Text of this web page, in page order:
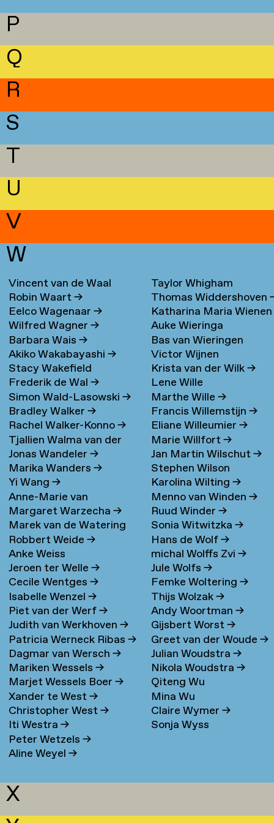
P
Q
R
S
T
U
V
W
Vincent van de Waal
Robin Waart→
Eelco Wagenaar→
Wilfred Wagner→
Barbara Wais→
Akiko Wakabayashi→
Stacy Wakefield
Frederik de Wal→
Simon Wald-Lasowski→
Bradley Walker→
Rachel Walker-Konno→
Tjallien Walma van der
Molen→
Jonas Wandeler→
Marika Wanders→
Yi Wang→
Anne-Marie van
Warmerdam
Margaret Warzecha→
Marek van de Watering
Robbert Weide→
Anke Weiss
Jeroen ter Welle→
Cecile Wentges→
Isabelle Wenzel→
Piet van der Werf→
Judith van Werkhoven→
Patricia Werneck Ribas→
Dagmar van Wersch→
Mariken Wessels→
Marjet Wessels Boer→
Xander te West→
Christopher West→
Iti Westra→
Peter Wetzels→
Aline Weyel→
Taylor Whigham
Thomas Widdershoven
Katharina Maria Wienen
→
Auke Wieringa
Bas van Wieringen
Victor Wijnen
Krista van der Wilk→
Lene Wille
Marthe Wille→
Francis Willemstijn→
Eliane Willeumier→
Marie Willfort→
Jan Martin Wilschut→
Stephen Wilson
Karolina Wilting→
Menno van Winden→
Ruud Winder→
Sonia Witwitzka→
Hans de Wolf→
michal Wolffs Zvi→
Jule Wolfs→
Femke Woltering→
Thijs Wolzak→
Andy Woortman→
Gijsbert Worst→
Greet van der Woude→
Julian Woudstra→
Nikola Woudstra→
Qiteng Wu
Mina Wu
Claire Wymer→
Sonja Wyss
X